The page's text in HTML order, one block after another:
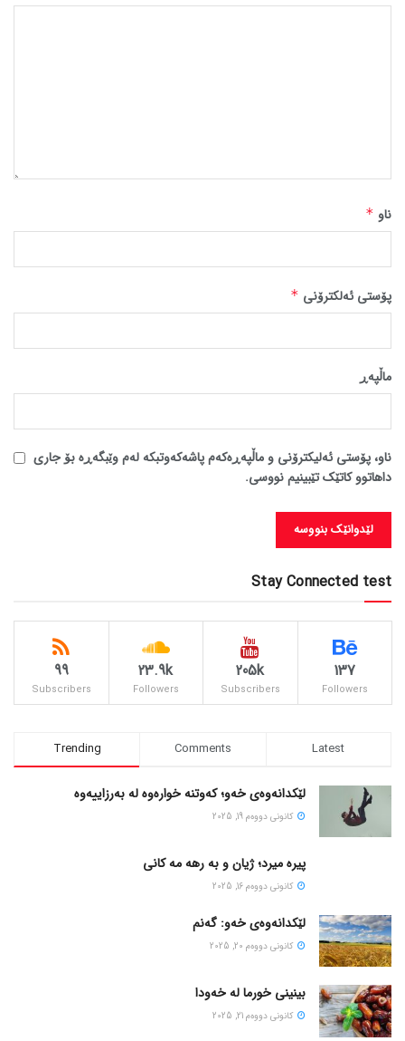
ناو *
پۆستی ئەلکترۆنی *
ماڵپه‌ڕ
ناو، پۆستی ئەلیکترۆنی و ماڵپەڕەکەم پاشەکەوتبکە لەم وێبگەڕە بۆ جاری
داهاتوو کاتێک تێبینیم نووسی.
Stay Connected test
137
Followers
205k
Subscribers
23.9k
Followers
99
Subscribers
Trending Comments Latest
لێکدانەوەی خەو؛ کەوتنە خوارەوە لە بەرزاییەوە
كانونی دووه‌م 19, 2025
پیره میرد؛ ژیان و به رهه مه کانی
كانونی دووه‌م 16, 2025
لێکدانەوەی خەو: گەنم
كانونی دووه‌م 20, 2025
بینینی خورما لە خەودا
كانونی دووه‌م 21, 2025